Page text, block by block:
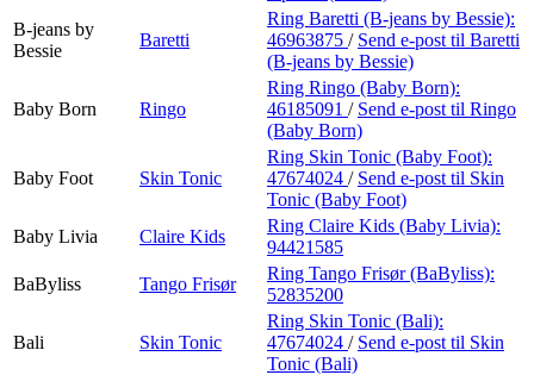
B-jeans by
Bessie
Baretti
Ring Baretti (B-jeans by Bessie):
46963875 / Send e-post til Baretti
(B-jeans by Bessie)
Baby Born Ringo
Ring Ringo (Baby Born):
46185091 / Send e-post til Ringo
(Baby Born)
Baby Foot Skin Tonic
Ring Skin Tonic (Baby Foot):
47674024 / Send e-post til Skin
Tonic (Baby Foot)
Baby Livia
Claire Kids
Ring Claire Kids (Baby Livia):
94421585
BaByliss
Tango Frisør
Ring Tango Frisør (BaByliss):
52835200
Bali Skin Tonic
Ring Skin Tonic (Bali):
47674024 / Send e-post til Skin
Tonic (Bali)